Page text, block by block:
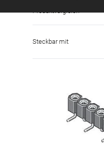
Produktvergleich
Steckbar mit